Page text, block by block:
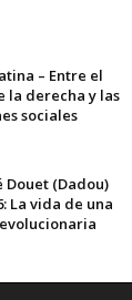
– Entre el
la derecha y las
sociales
Douet (Dadou)
La vida de una